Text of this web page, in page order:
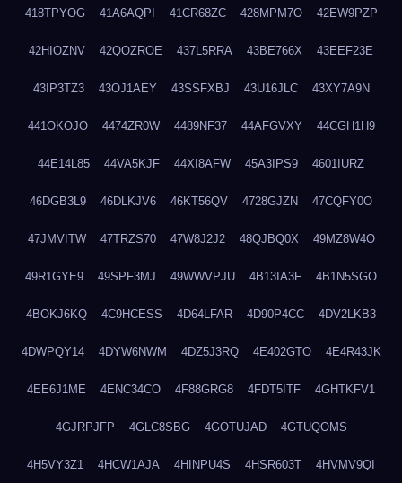
418TPYOG 41A6AQPI 41CR68ZC 428MPM7O 42EW9PZP
42HIOZNV 42QOZROE 437L5RRA 43BE766X 43EEF23E
43IP3TZ3 43OJ1AEY 43SSFXBJ 43U16JLC 43XY7A9N
441OKOJO 4474ZR0W 4489NF37 44AFGVXY 44CGH1H9
44E14L85 44VA5KJF 44XI8AFW 45A3IPS9 4601IURZ
46DGB3L9 46DLKJV6 46KT56QV 4728GJZN 47CQFY0O
47JMVITW 47TRZS70 47W8J2J2 48QJBQ0X 49MZ8W4O
49R1GYE9 49SPF3MJ 49WWVPJU 4B13IA3F 4B1N5SGO
4BOKJ6KQ 4C9HCESS 4D64LFAR 4D90P4CC 4DV2LKB3
4DWPQY14 4DYW6NWM 4DZ5J3RQ 4E402GTO 4E4R43JK
4EE6J1ME 4ENC34CO 4F88GRG8 4FDT5ITF 4GHTKFV1
4GJRPJFP 4GLC8SBG 4GOTUJAD 4GTUQOMS
4H5VY3Z1 4HCW1AJA 4HINPU4S 4HSR603T 4HVMV9QI